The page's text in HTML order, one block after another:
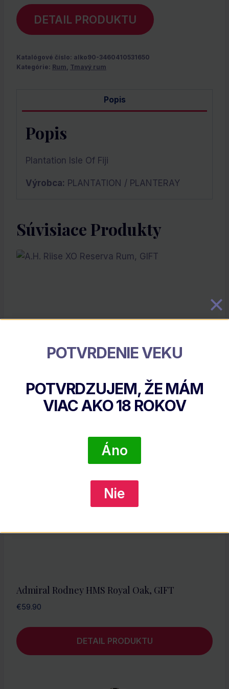
DETAIL PRODUKTU
Katalógové číslo: alko90-3460410531650
Kategórie: Rum, Tmavý rum
Popis
Popis
Plantation Isle Of Fiji
Výrobca: PLANTATION / PLANTERAY
Súvisiace Produkty
46.02
Admiral Rodney HMS Royal Oak, GIFT
€59.90
DETAIL PRODUKTU
POTVRDENIE VEKU
POTVRDZUJEM, ŽE MÁM
VIAC AKO18 ROKOV
Áno
Nie